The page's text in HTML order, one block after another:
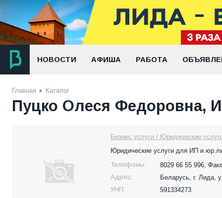
НОВОСТИ АФИША РАБОТА
Главная Каталог
Пуцко Олеся Федоровна,
Бизнес услуги / Юридические
Юридические услуги для ИП и
Телефоны:
8029 66 55 996,
Адрес:
Беларусь, г. Лида,
УНП:
591334273